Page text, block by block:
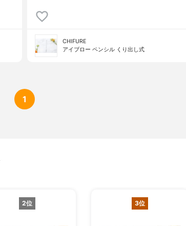
CHIFURE
アイブロー ペンシル くり出し式
1
2位 3位